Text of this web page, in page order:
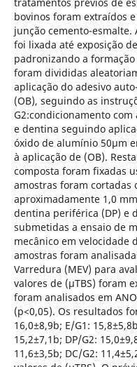
bovinos foram extraídos
junção cemento-
foi lixada até exposição
padronizando a
foram divididas
aplicação do adesivo
(OB), seguindo as
G2:condicionamento
e dentina seguindo
óxido de alumínio 50μm
à aplicação de (OB).
composta foram fixadas
amostras foram cortadas
aproximadamente 1,0
dentina periférica (DP) e
submetidas a ensaio de
mecânico em velocidade
amostras foram
Varredura (MEV) para
valores de (μTBS) foram
foram analisados em
(p<0,05). Os resultados
16,0±8,9b; E/G1:
15,2±7,1b; DP/G2:
11,6±3,5b; DC/G2: